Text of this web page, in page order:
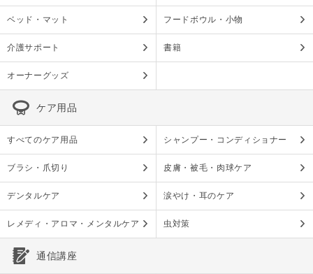
ベッド・マット フードボウル・小物
介護サポート 書籍
オーナーグッズ
ケア用品
すべてのケア用品 シャンプー・コンディショナー
ブラシ・爪切り 皮膚・被毛・肉球ケア
デンタルケア 涙やけ・耳のケア
レメディ・アロマ・メンタルケア 虫対策
通信講座